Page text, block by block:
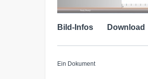
Bild-Infos Download
Ein Dokument